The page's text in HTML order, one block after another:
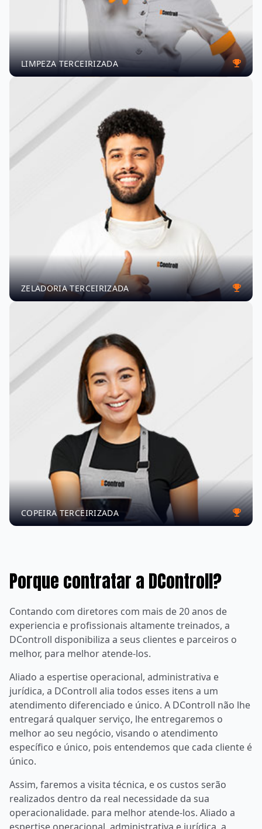
LIMPEZA TERCEIRIZADA
ZELADORIA TERCEIRIZADA
COPEIRA TERCEIRIZADA
Porque contratar a DControll?
Contando com diretores com mais de 20 anos de
experiencia e profissionais altamente treinados, a
DControll disponibiliza a seus clientes e parceiros o
melhor, para melhor atende-los.
Aliado a espertise operacional, administrativa e
jurídica, a DControll alia todos esses itens a um
atendimento diferenciado e único. A DControll não lhe
entregará qualquer serviço, lhe entregaremos o
melhor ao seu negócio, visando o atendimento
específico e único, pois entendemos que cada cliente é
único.
Assim, faremos a visita técnica, e os custos serão
realizados dentro da real necessidade da sua
operacionalidade. para melhor atende-los. Aliado a